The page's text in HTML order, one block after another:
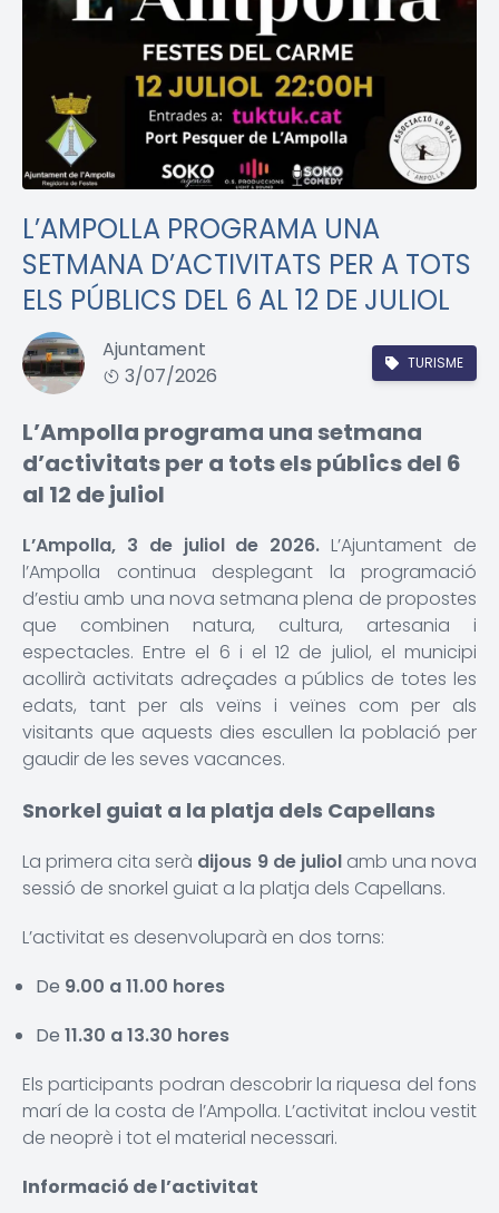
L’AMPOLLA PROGRAMA UNA
SETMANA D’ACTIVITATS PER A TOTS
ELS PÚBLICS DEL 6 AL 12 DE JULIOL
Ajuntament
3/07/2026
TURISME
L’Ampolla programa una setmana
d’activitats per a tots els públics del 6
al 12 de juliol
L’Ampolla, 3 de juliol de 2026. L’Ajuntament de
l’Ampolla continua desplegant la programació
d’estiu amb una nova setmana plena de propostes
que combinen natura, cultura, artesania i
espectacles. Entre el 6 i el 12 de juliol, el municipi
acollirà activitats adreçades a públics de totes les
edats, tant per als veïns i veïnes com per als
visitants que aquests dies escullen la població per
gaudir de les seves vacances.
Snorkel guiat a la platja dels Capellans
La primera cita serà dijous 9 de juliolamb una nova
sessió de snorkel guiat a la platja dels Capellans.
L’activitat es desenvoluparà en dos torns:
De 9.00 a 11.00 hores
De 11.30 a 13.30 hores
Els participants podran descobrir la riquesa del fons
marí de la costa de l’Ampolla. L’activitat inclou vestit
de neoprè i tot el material necessari.
Informació de l’activitat